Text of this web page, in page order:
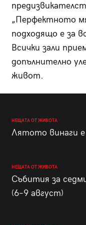
„Перфектното
подходящо е за
Всички зали
допълнително
живот.
НЕЩАТА ОТ ЖИВОТА
Лятото винаги
НЕЩАТА ОТ ЖИВОТА
Събития за
(6–9 август)